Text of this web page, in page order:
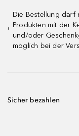
¹
Die Bestellung darf
Produkten mit der
und/oder
möglich bei der
Sicher bezahlen